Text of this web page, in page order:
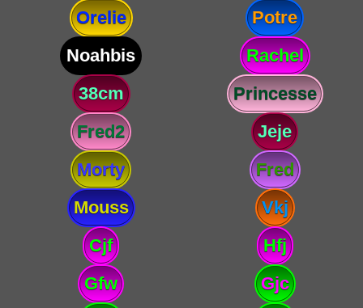
Orelie
Potre
Noahbis
Rachel
38cm
Princesse
Fred2
Jeje
Morty
Fred
Mouss
Vkj
Cjf
Hfj
Gfw
Gjc